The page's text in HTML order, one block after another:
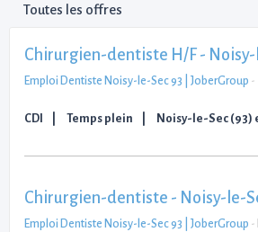
Toutes les offres
Chirurgien-dentiste H/F - Noisy-
Emploi Dentiste Noisy-le-Sec 93 | JoberGroup -
CDI Temps plein Noisy-le-Sec
Chirurgien-dentiste - Noisy-le-
Emploi Dentiste Noisy-le-Sec 93 | JoberGroup -